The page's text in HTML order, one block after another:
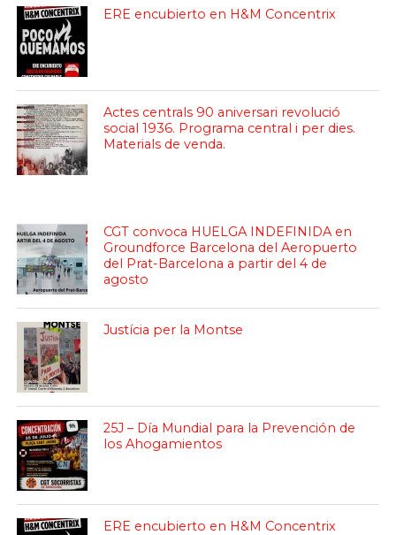
ERE encubierto en H&M Concentrix
Actes centrals 90 aniversari revolució
social 1936. Programa central i per dies.
Materials de venda.
CGT convoca HUELGA INDEFINIDA en
Groundforce Barcelona del Aeropuerto
del Prat-Barcelona a partir del 4 de
agosto
Justícia per la Montse
25J – Día Mundial para la Prevención de
los Ahogamientos
ERE encubierto en H&M Concentrix